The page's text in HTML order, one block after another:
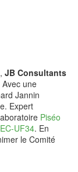
JB Consultants
une
Jannin
Expert
Piséo
UF34. En
le Comité